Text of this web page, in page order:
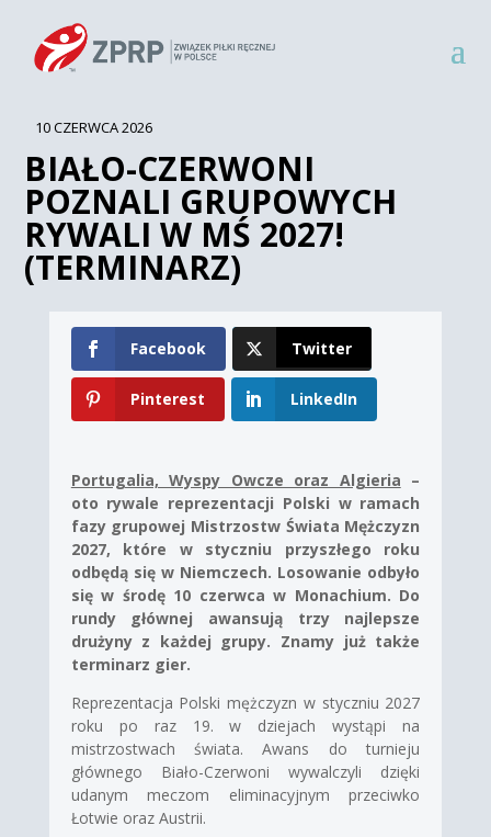
10 CZERWCA 2026
BIAŁO-CZERWONI
POZNALI GRUPOWYCH
RYWALI W MŚ 2027!
(TERMINARZ)
Facebook Twitter
Pinterest LinkedIn
Portugalia, Wyspy Owcze oraz Algieria –
oto rywale reprezentacji Polski w ramach
fazy grupowej Mistrzostw Świata Mężczyzn
2027, które w styczniu przyszłego roku
odbędą się w Niemczech. Losowanie odbyło
się w środę 10 czerwca w Monachium. Do
rundy głównej awansują trzy najlepsze
drużyny z każdej grupy. Znamy już także
terminarz gier.
Reprezentacja Polski mężczyzn w styczniu 2027
roku po raz 19. w dziejach wystąpi na
mistrzostwach świata. Awans do turnieju
głównego Biało-Czerwoni wywalczyli dzięki
udanym meczom eliminacyjnym przeciwko
Łotwie oraz Austrii.